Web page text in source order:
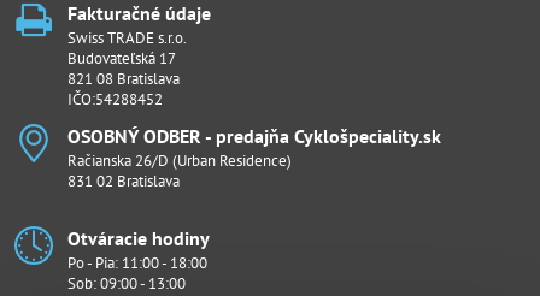
Fakturačné údaje
Swiss TRADE s.r.o.
Budovateľská 17
821 08 Bratislava
IČO:54288452
OSOBNÝ ODBER - predajňa Cyklošpeciality​.sk
Račianska 26/D (Urban Residence)
831 02 Bratislava
Otváracie hodiny
Po - Pia: 11:00 - 18:00
Sob: 09:00 - 13:00